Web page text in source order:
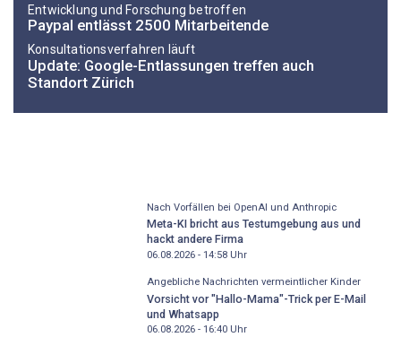
Entwicklung und Forschung betroffen
Paypal entlässt 2500 Mitarbeitende
Konsultationsverfahren läuft
Update: Google-Entlassungen treffen auch
Standort Zürich
Nach Vorfällen bei OpenAI und Anthropic
Meta-KI bricht aus Testumgebung aus und
hackt andere Firma
06.08.2026 - 14:58Uhr
Angebliche Nachrichten vermeintlicher Kinder
Vorsicht vor "Hallo-Mama"-Trick per E-Mail
und Whatsapp
06.08.2026 - 16:40Uhr